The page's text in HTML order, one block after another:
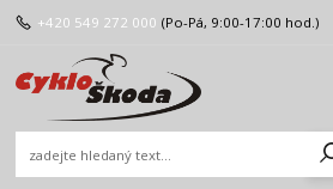
+420 549 272 000 (Po-Pá, 9:00-17:00 hod.)